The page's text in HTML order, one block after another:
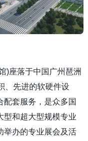
)座落于中国广州琶洲
、先进的软硬件设
配套服务，是众多国
型和超大型规模专业
举办的专业展会及活